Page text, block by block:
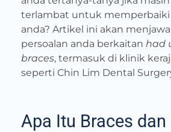
terlambat untuk memperbaiki
anda? Artikel ini akan
persoalan anda berkaitan had
braces, termasuk di klinik
seperti Chin Lim Dental
Apa Itu Braces dan